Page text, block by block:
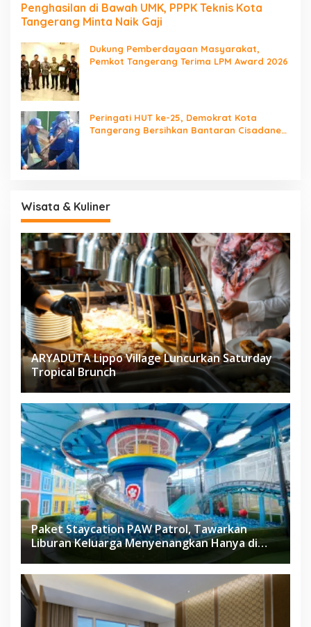
Penghasilan di Bawah UMK, PPPK Teknis Kota
Tangerang Minta Naik Gaji
Dukung Pemberdayaan Masyarakat,
Pemkot Tangerang Terima LPM Award 2026
Peringati HUT ke-25, Demokrat Kota
Tangerang Bersihkan Bantaran Cisadane
Wisata & Kuliner
ARYADUTA Lippo Village Luncurkan Saturday
Tropical Brunch
Paket Staycation PAW Patrol, Tawarkan
Liburan Keluarga Menyenangkan Hanya di
Herloom Hotel BSD